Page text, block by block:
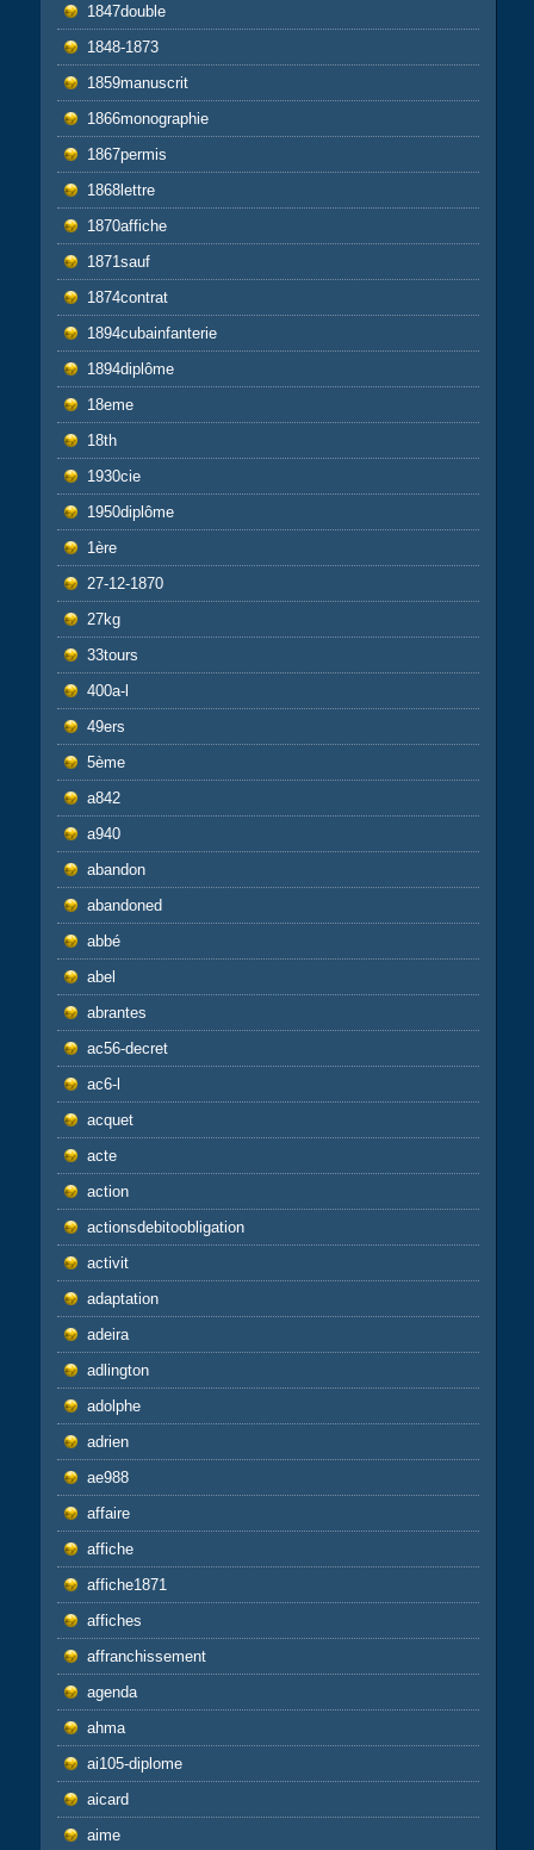
1847double
1848-1873
1859manuscrit
1866monographie
1867permis
1868lettre
1870affiche
1871sauf
1874contrat
1894cubainfanterie
1894diplôme
18eme
18th
1930cie
1950diplôme
1ère
27-12-1870
27kg
33tours
400a-l
49ers
5ème
a842
a940
abandon
abandoned
abbé
abel
abrantes
ac56-decret
ac6-l
acquet
acte
action
actionsdebitoobligation
activit
adaptation
adeira
adlington
adolphe
adrien
ae988
affaire
affiche
affiche1871
affiches
affranchissement
agenda
ahma
ai105-diplome
aicard
aime